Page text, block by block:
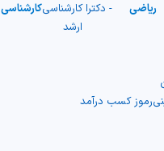
ریاضی
- دکترا کارشناسی
ارشد
کارشناسی
رموز کسب درآمد